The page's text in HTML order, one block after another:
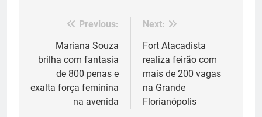
Navegação
Post
Previous:
Mariana Souza
brilha com fantasia
de 800 penas e
exalta força feminina
na avenida
Next:
Fort Atacadista
realiza feirão com
mais de 200 vagas
na Grande
Florianópolis